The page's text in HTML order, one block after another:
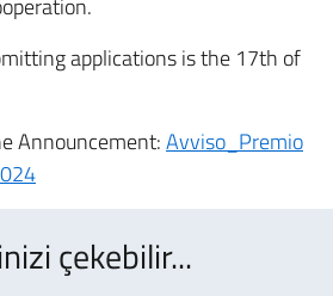
applications is the 17th of
Announcement:Avviso_Premio
çekebilir...